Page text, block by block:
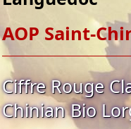
AOP Saint-
Ciffre Rouge
Chinian Bio